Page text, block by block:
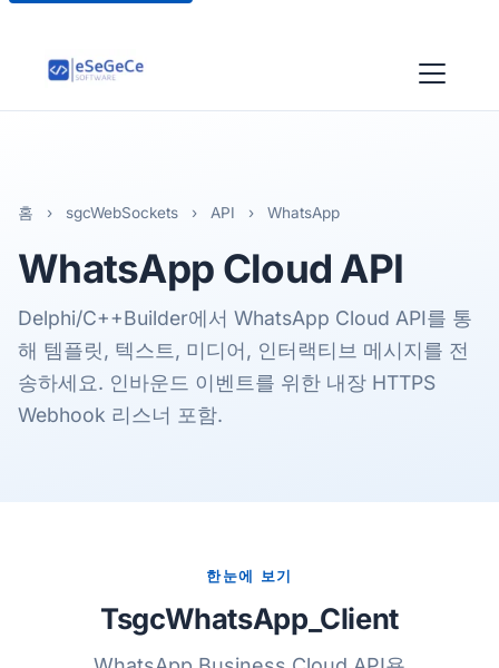
홈 › sgcWebSockets › API › WhatsApp
WhatsApp Cloud API
Delphi/C++Builder에서 WhatsApp Cloud API를 통
해 템플릿, 텍스트, 미디어, 인터랙티브 메시지를 전
송하세요. 인바운드 이벤트를 위한 내장 HTTPS
Webhook 리스너 포함.
한눈에 보기
TsgcWhatsApp_Client